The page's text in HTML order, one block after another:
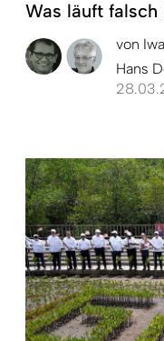
Was läuft falsch
von
Hans